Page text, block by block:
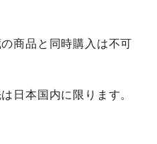
商品と同時購入は不可
日本国内に限ります。